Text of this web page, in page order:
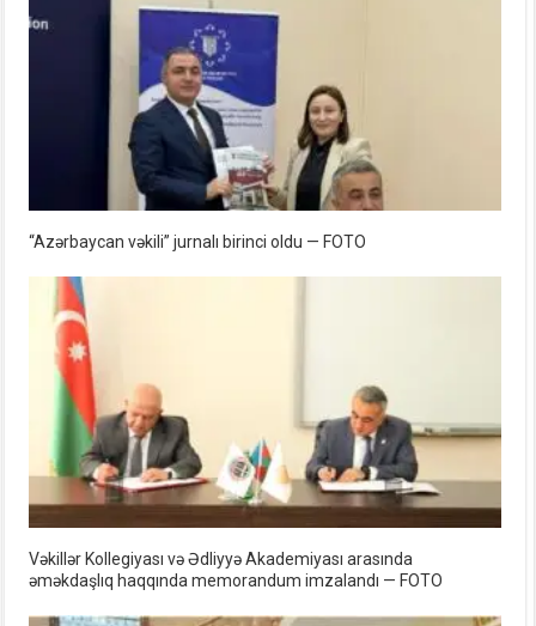
“Azərbaycan vəkili” jurnalı birinci oldu — FOTO
Vəkillər Kollegiyası və Ədliyyə Akademiyası arasında
əməkdaşlıq haqqında memorandum imzalandı — FOTO